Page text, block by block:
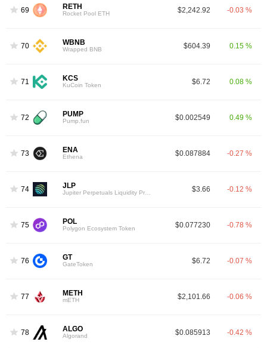
69 RETH
Rocket Pool ETH $2,242.92 -0.03 %
70 WBNB
Wrapped BNB $604.39 0.15 %
71 KCS
KuCoin Token $6.72 0.08 %
72 PUMP
Pump.fun $0.002549 0.49 %
73 ENA
Ethena $0.087884 -0.27 %
74 JLP $3.66 -0.12 %
75 POL
Polygon Ecosystem Token $0.077230 -0.78 %
76 GT
GateToken $6.72 -0.07 %
77 METH
mETH $2,101.66 -0.06 %
78 ALGO
Algorand $0.085913 -0.42 %